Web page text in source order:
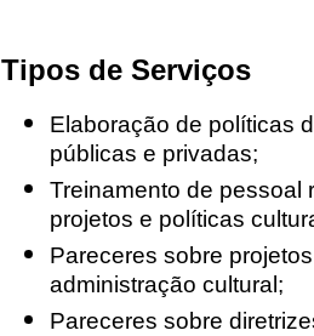
Tipos de Serviços
Elaboração de políticas
públicas e privadas;
Treinamento de pessoal
projetos e políticas
Pareceres sobre
administração cultural;
Pareceres sobre